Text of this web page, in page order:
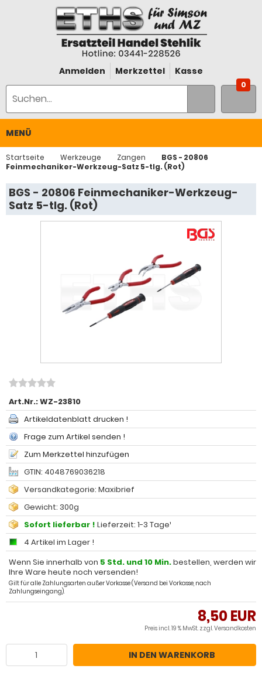
Anmelden Merkzettel Kasse
0
MENÜ
Startseite Werkzeuge Zangen
BGS - 20806
Feinmechaniker-Werkzeug-Satz 5-tlg. (Rot)
BGS - 20806 Feinmechaniker-Werkzeug-
Satz 5-tlg. (Rot)
Art.Nr.:WZ-23810
Artikeldatenblatt drucken !
Frage zum Artikel senden !
Zum Merkzettel hinzufügen
GTIN: 4048769036218
Versandkategorie: Maxibrief
Gewicht: 300g
Sofort lieferbar ! Lieferzeit: 1-3 Tage¹
4 Artikel im Lager !
Wenn Sie innerhalb von 5 Std. und 10 Min.bestellen, werden wir
Ihre Ware heute noch versenden!
Gilt für alle Zahlungsarten außer Vorkasse (Versand bei Vorkasse, nach
Zahlungseingang).
8,50 EUR
Preis incl. 19 % MwSt. zzgl.Versandkosten
IN DEN WARENKORB